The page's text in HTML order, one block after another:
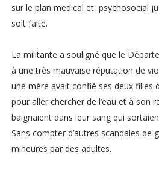
sur le plan medical et psychosocial
soit faite.
La militante a souligné que le
à une très mauvaise réputation de
une mère avait confié ses deux filles
pour aller chercher de l’eau et à son
baignaient dans leur sang qui
Sans compter d’autres scandales de
mineures par des adultes.